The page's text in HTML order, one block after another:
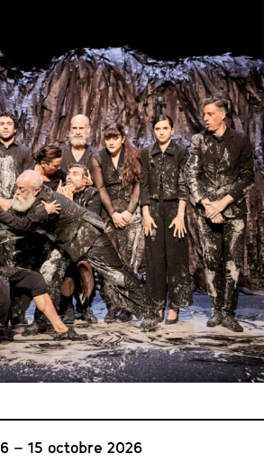
6 – 15 octobre 2026